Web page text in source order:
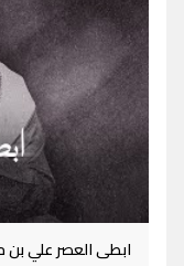
ابطى العصر علي